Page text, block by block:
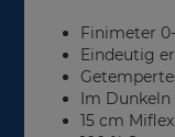
Finimeter
Eindeutig
Im
15 cm